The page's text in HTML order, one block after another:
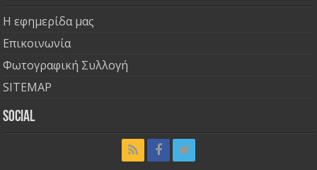
Η εφημερίδα μας
Επικοινωνία
Φωτογραφική Συλλογή
SITEMAP
Social